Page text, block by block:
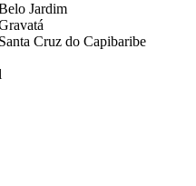
Jardim
Cruz do Capibaribe